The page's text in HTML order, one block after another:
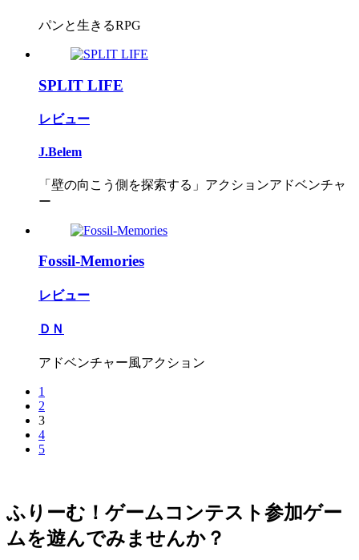
パンと生きるRPG
SPLIT LIFE
レビュー
J.Belem
「壁の向こう側を探索する」アクションアドベンチャ
ー
Fossil-Memories
レビュー
ＤＮ
アドベンチャー風アクション
1
2
3
4
5
ふりーむ！ゲームコンテスト参加ゲー
ムを遊んでみませんか？